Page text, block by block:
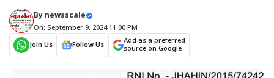
By newsscale
On: September 9, 2024 11:00 PM
Join Us
Follow Us
Add as a preferred
source on Google